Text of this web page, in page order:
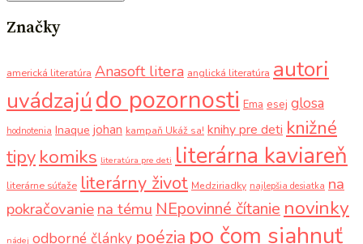
Značky
americká literatúra Anasoft litera anglická literatúra autori
uvádzajúdo pozornosti Ema esej glosa
hodnotenia Inaque johan kampaň Ukáž sa! knihy pre deti knižné
tipy komiks literatúra pre deti literárna kaviareň
literárne súťaže literárny život Medziriadky najlepšia desiatka na
pokračovaniena tému NEpovinné čítanie novinky
nádej odborné články poézia po čom siahnuť